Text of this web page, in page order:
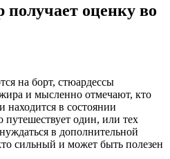
оценку во
на борт, стюардессы
и мысленно отмечают, кто
в состоянии
путешествует один, или тех
в дополнительной
сильный и может быть полезен